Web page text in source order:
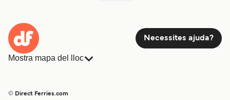
Necessites ajuda?
Mostra mapa del lloc
© Direct Ferries.com